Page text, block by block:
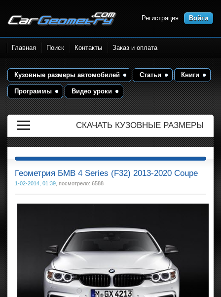
Размеры кузова автомобилей.
Контрольные точки и кузовные
размеры. Геометрия кузова
Регистрация Войти
Главная Поиск Контакты Заказ и оплата
Кузовные размеры автомобилей Статьи Книги
Программы Видео уроки
СКАЧАТЬ КУЗОВНЫЕ РАЗМЕРЫ
Геометрия БМВ 4 Series (F32) 2013-2020 Coupe
1-02-2014, 01:39 , посмотрело: 6588